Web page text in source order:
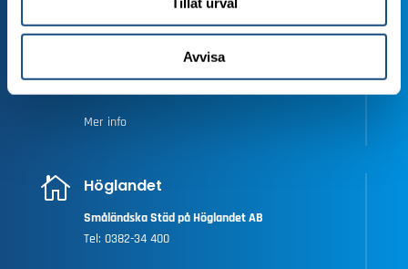
Avvisa
Småländska Städ AB
Tel:036-44 00 500
Mer info
 Höglandet
Småländska Städ på Höglandet AB
Tel: 0382-34 400